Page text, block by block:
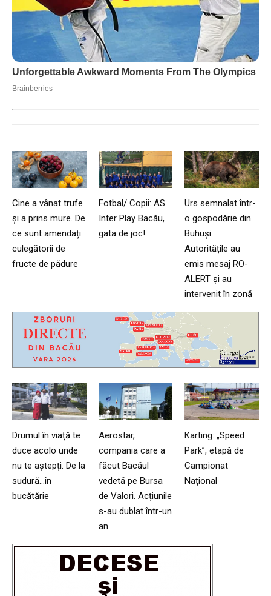
Cine a vânat trufe
și a prins mure. De
ce sunt amendați
culegătorii de
fructe de pădure
Fotbal/ Copii: AS
Inter Play Bacău,
gata de joc!
Urs semnalat într-
o gospodărie din
Buhuși.
Autoritățile au
emis mesaj RO-
ALERT și au
intervenit în zonă
Drumul în viață te
duce acolo unde
nu te aștepți. De la
sudură…în
bucătărie
Aerostar,
compania care a
făcut Bacăul
vedetă pe Bursa
de Valori. Acțiunile
s-au dublat într-un
an
Karting: „Speed
Park”, etapă de
Campionat
Național